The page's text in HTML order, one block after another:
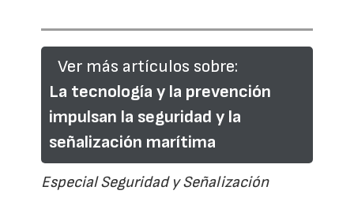
Ver más artículos sobre:
La tecnología y la prevención
impulsan la seguridad y la
señalización marítima
Especial Seguridad y Señalización